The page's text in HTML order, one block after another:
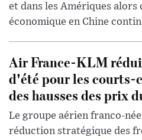
et dans les Amériques alors
économique en Chine
Air France-KLM
d'été pour les courts-
des hausses des prix
Le groupe aérien franco-
réduction stratégique des